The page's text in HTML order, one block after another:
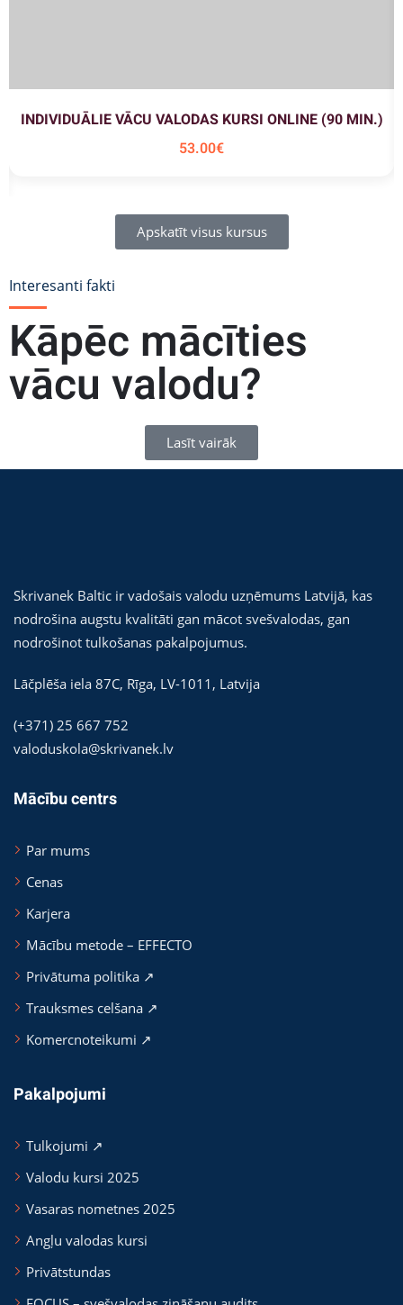
INDIVIDUĀLIE VĀCU VALODAS KURSI ONLINE (90 MIN.)
53.00€
Apskatīt visus kursus
Kāpēc mācīties
vācu valodu?
Interesanti fakti
Lasīt vairāk
Skrivanek Baltic ir vadošais valodu uzņēmums Latvijā, kas
nodrošina augstu kvalitāti gan mācot svešvalodas, gan
nodrošinot tulkošanas pakalpojumus.
Lāčplēša iela 87C, Rīga, LV-1011 , Latvija
(+371) 25 667 752
valoduskola@skrivanek.lv
Mācību centrs
Par mums
Cenas
Karjera
Mācību metode – EFFECTO
Privātuma politika ↗
Trauksmes celšana ↗
Komercnoteikumi ↗
Pakalpojumi
Tulkojumi ↗
Valodu kursi 2025
Vasaras nometnes 2025
Angļu valodas kursi
Privātstundas